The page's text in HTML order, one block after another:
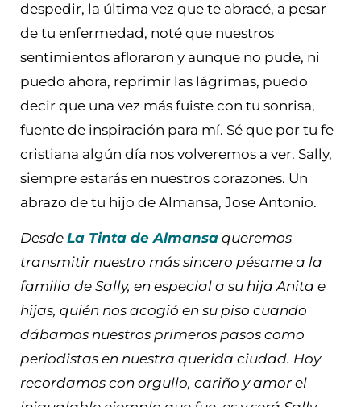
despedir, la última vez que te abracé, a pesar
de tu enfermedad, noté que nuestros
sentimientos afloraron y aunque no pude, ni
puedo ahora, reprimir las lágrimas, puedo
decir que una vez más fuiste con tu sonrisa,
fuente de inspiración para mí. Sé que por tu fe
cristiana algún día nos volveremos a ver. Sally,
siempre estarás en nuestros corazones. Un
abrazo de tu hijo de Almansa, Jose Antonio.
Desde La Tinta de Almansa queremos
transmitir nuestro más sincero pésame a la
familia de Sally, en especial a su hija Anita e
hijas, quién nos acogió en su piso cuando
dábamos nuestros primeros pasos como
periodistas en nuestra querida ciudad. Hoy
recordamos con orgullo, cariño y amor el